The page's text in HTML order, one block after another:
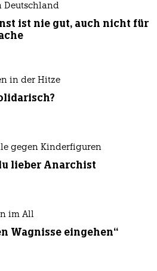
Deutschland
ist nie gut, auch nicht für
in der Hitze
gegen Kinderfiguren
lieber Anarchist
im All
Wagnisse eingehen“